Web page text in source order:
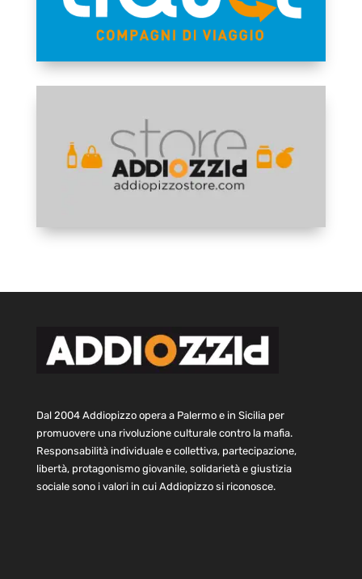
Dal 2004 Addiopizzo opera a Palermo e in Sicilia per
promuovere una rivoluzione culturale contro la mafia.
Responsabilità individuale e collettiva, partecipazione,
libertà, protagonismo giovanile, solidarietà e giustizia
sociale sono i valori in cui Addiopizzo si riconosce.